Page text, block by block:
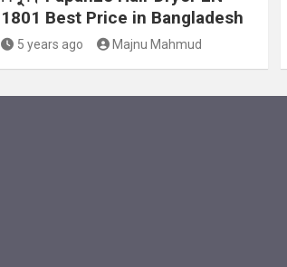
1801 Best Price in Bangladesh
5 years ago Majnu Mahmud